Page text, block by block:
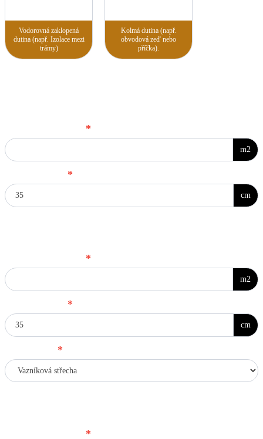
Vodorovná zaklopená
dutina (např. Izolace mezi
trámy)
Kolmá dutina (např.
obvodová zeď nebo
příčka).
*
m2
*
cm
*
m2
*
cm
*
*